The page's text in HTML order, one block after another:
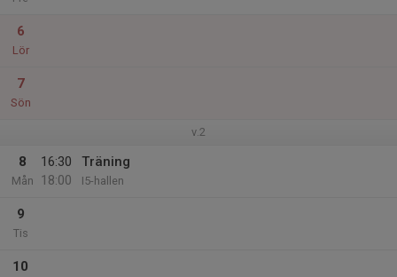
6
Lör
7
Sön
v.2
8
Mån
16:30
18:00
Träning
I5-hallen
9
Tis
10